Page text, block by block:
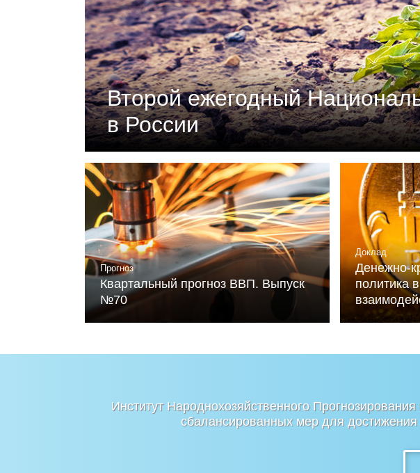
Второй ежегодный
в России
Документ подготовлен Российским союзом
«Климатическая политика и экономика России»
устойчивого развития и Фонда Мельниченко.
Читать
Прогноз
Квартальный прогноз ВВП. Выпуск
№70
Доклад
Денежно-
политика
Институт Народнохозяйственного
сбалансированных мер для